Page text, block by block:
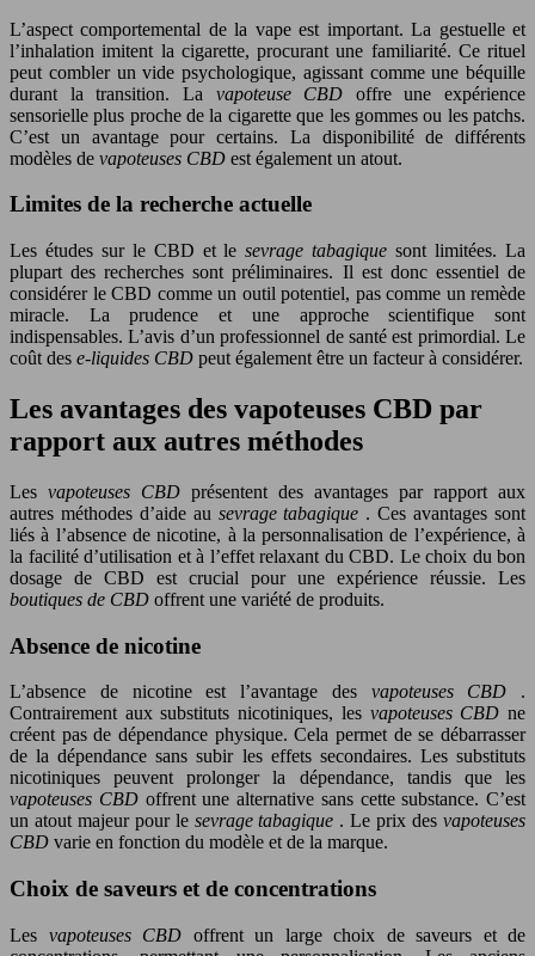
L’aspect comportemental de la vape est important. La gestuelle et
l’inhalation imitent la cigarette, procurant une familiarité. Ce rituel
peut combler un vide psychologique, agissant comme une béquille
durant la transition. La vapoteuse CBD offre une expérience
sensorielle plus proche de la cigarette que les gommes ou les patchs.
C’est un avantage pour certains. La disponibilité de différents
modèles de vapoteuses CBD est également un atout.
Limites de la recherche actuelle
Les études sur le CBD et lesevrage tabagiquesont limitées. La
plupart des recherches sont préliminaires. Il est donc essentiel de
considérer le CBD comme un outil potentiel, pas comme un remède
miracle. La prudence et une approche scientifique sont
indispensables. L’avis d’un professionnel de santé est primordial. Le
coût des e-liquides CBD peut également être un facteur à considérer.
Les avantages des vapoteuses CBD par
rapport aux autres méthodes
Les vapoteuses CBD présentent des avantages par rapport aux
autres méthodes d’aide au sevrage tabagique . Ces avantages sont
liés à l’absence de nicotine, à la personnalisation de l’expérience, à
la facilité d’utilisation et à l’effet relaxant du CBD. Le choix du bon
dosage de CBD est crucial pour une expérience réussie. Les
boutiques de CBD offrent une variété de produits.
Absence de nicotine
L’absence de nicotine est l’avantage des vapoteuses CBD .
Contrairement aux substituts nicotiniques, les vapoteuses CBDne
créent pas de dépendance physique. Cela permet de se débarrasser
de la dépendance sans subir les effets secondaires. Les substituts
nicotiniques peuvent prolonger la dépendance, tandis que les
vapoteuses CBD offrent une alternative sans cette substance. C’est
un atout majeur pour le sevrage tabagique . Le prix desvapoteuses
CBD varie en fonction du modèle et de la marque.
Choix de saveurs et de concentrations
Les vapoteuses CBD offrent un large choix de saveurs et de